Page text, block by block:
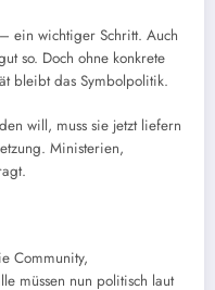
ein wichtiger Schritt. Auch
so. Doch ohne konkrete
bleibt das Symbolpolitik.
will, muss sie jetzt liefern
Ministerien,
Community,
müssen nun politisch laut